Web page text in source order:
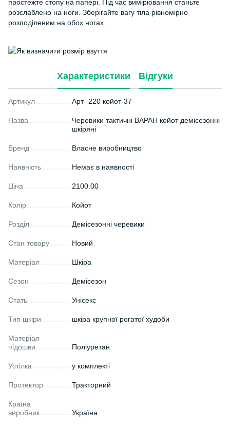
простежте стопу на папері. Під час вимірювання станьте
розслаблено на ноги. Зберігайте вагу тіла рівномірно
розподіленим на обох ногах.
Характеристики Відгуки
Артикул Арт- 220 койот-37
Назва
Черевики тактичні ВАРАН койот демісезонні
шкіряні
Бренд Власне виробництво
Наявність Немає в наявності
Ціна 2100.00
Колір Койот
Розділ Демісезонні черевики
Стан товару Новий
Матеріал Шкіра
Сезон Демісезон
Стать Унісекс
Тип шкіри шкіра крупної рогатої худоби
Матеріал
підошви
Поліуретан
Устілка у комплекті
Протектор Тракторний
Країна
виробник
Україна